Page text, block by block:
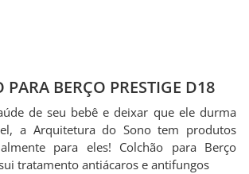
PARA BERÇO PRESTIGE D18
de seu bebê e deixar que ele durma
a Arquitetura do Sono tem produtos
para eles! Colchão para Berço
tratamento antiácaros e antifungos